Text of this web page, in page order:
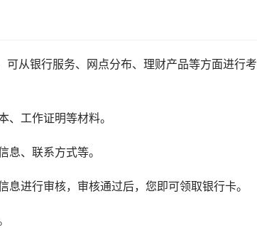
从银行服务、网点分布、理财产品等方面进行考
工作证明等材料。
、联系方式等。
进行审核，审核通过后，您即可领取银行卡。